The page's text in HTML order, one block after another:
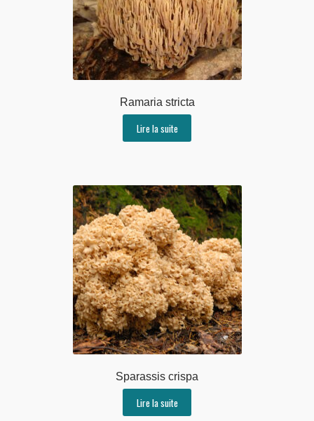
Ramaria stricta
Lire la suite
Sparassis crispa
Lire la suite